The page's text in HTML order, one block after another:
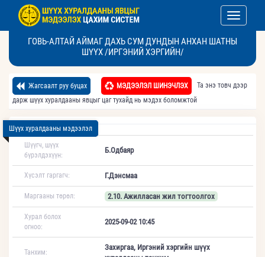
Toggle
ГОВЬ-АЛТАЙ АЙМАГ ДАХЬ СУМ ДУНДЫН АНХАН ШАТНЫ
ШҮҮХ /ИРГЭНИЙ ХЭРГИЙН/
Жагсаалт руу буцах МЭДЭЭЛЭЛ ШИНЭЧЛЭХ
Та энэ товч дээр
дарж шүүх хуралдааны явцыг цаг тухайд нь мэдэх боломжтой
Шүүх хуралдааны мэдээлэл
Шүүгч, шүүх
бүрэлдэхүүн:
Б.Одбаяр
Хүсэлт гаргагч: Г.Дэнсмаа
Маргааны төрөл: 2.10. Ажилласан жил тогтоолгох
Хурал болох
огноо:
2025-09-02 10:45
Танхим:
Захиргаа, Иргэний хэргийн шүүх